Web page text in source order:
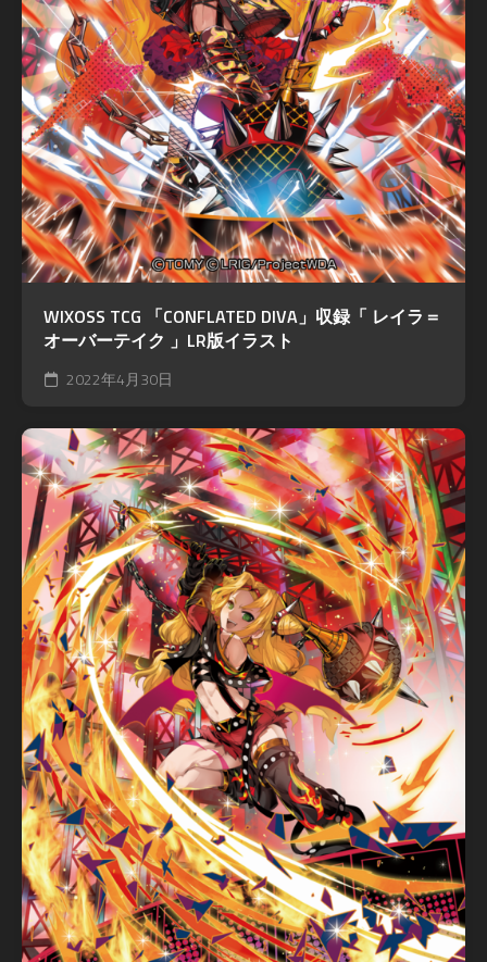
WIXOSS TCG 「CONFLATED DIVA」収録「 レイラ＝
オーバーテイク 」LR版イラスト
2022年4月30日